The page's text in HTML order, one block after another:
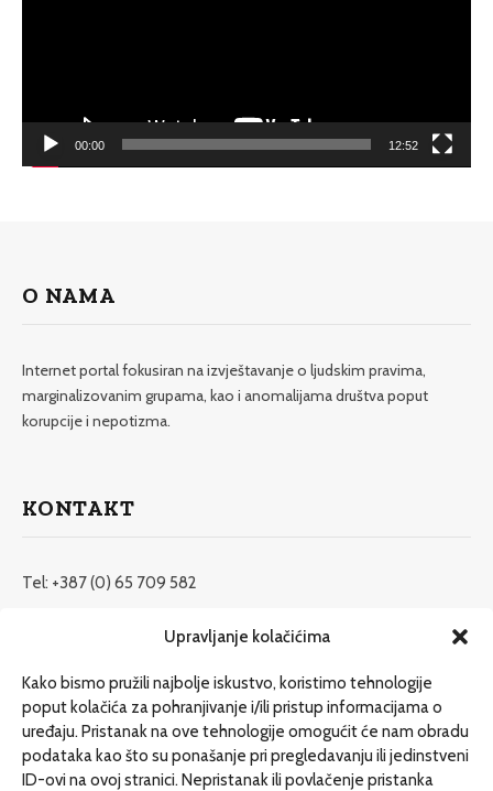
Upravljanje kolačićima
Kako bismo pružili najbolje iskustvo, koristimo tehnologije
poput kolačića za pohranjivanje i/ili pristup informacijama o
uređaju. Pristanak na ove tehnologije omogućit će nam obradu
podataka kao što su ponašanje pri pregledavanju ili jedinstveni
ID-ovi na ovoj stranici. Nepristanak ili povlačenje pristanka
00:00 12:52
O NAMA
Internet portal fokusiran na izvještavanje o ljudskim pravima,
marginalizovanim grupama, kao i anomalijama društva poput
korupcije i nepotizma.
KONTAKT
Tel: +387 (0) 65 709 582
redakcija@etrafika.net
Dosije
Drugi pišu